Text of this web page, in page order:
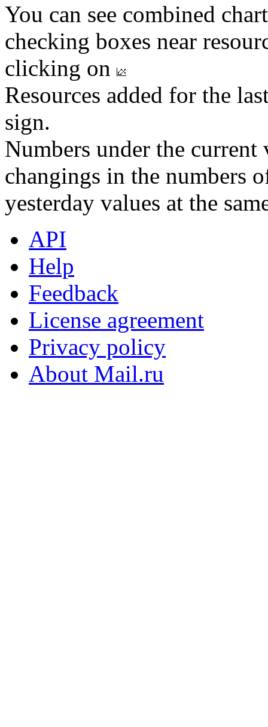
You can see combined
checking boxes near
clicking on
Resources added for the
sign.
Numbers under the
changings in the numbers
yesterday values at the
API
Help
Feedback
License agreement
Privacy policy
About Mail.ru